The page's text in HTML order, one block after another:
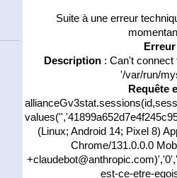
Suite à une erreur
Description: Can't connect
'/var/run/
Requête
(Linux; Android 14; Pixel 8)
Chrome/131.0.0.0
est-ce-etre-